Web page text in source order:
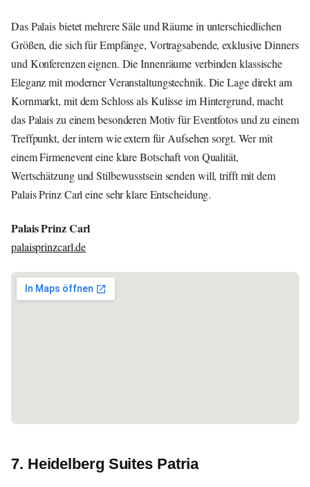
Das Palais bietet mehrere Säle und Räume in unterschiedlichen
Größen, die sich für Empfänge, Vortragsabende, exklusive Dinners
und Konferenzen eignen. Die Innenräume verbinden klassische
Eleganz mit moderner Veranstaltungstechnik. Die Lage direkt am
Kornmarkt, mit dem Schloss als Kulisse im Hintergrund, macht
das Palais zu einem besonderen Motiv für Eventfotos und zu einem
Treffpunkt, der intern wie extern für Aufsehen sorgt. Wer mit
einem Firmenevent eine klare Botschaft von Qualität,
Wertschätzung und Stilbewusstsein senden will, trifft mit dem
Palais Prinz Carl eine sehr klare Entscheidung.
Palais Prinz Carl
palaisprinzcarl.de
7. Heidelberg Suites Patria